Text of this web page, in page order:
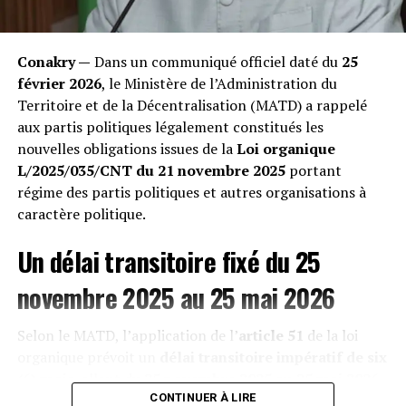
« Nous perdons nos bêtes les unes après les autres.
Quand on les ouvre après leur mort, leur estomac est
transformé en un bloc compact de sacs plastiques
impossibles à digérer », témoigne un éleveur impuissant
rencontré lors de notre enquête. Les vétérinaires
confirment une hausse exponentielle des occlusions
intestinales mortelles, décimant une économie pastorale
déjà fragile. »
Conakry — Dans un communiqué officiel daté du 25
février 2026, le Ministère de l’Administration du
Territoire et de la Décentralisation (MATD) a rappelé
aux partis politiques légalement constitués les
nouvelles obligations issues de laLoi organique
L/2025/035/CNT du 21 novembre 2025portant
régime des partis politiques et autres organisations à
caractère politique.
Un délai transitoire fixé du 25
novembre 2025 au 25 mai 2026
Selon le MATD, l’application de l’article 51 de la loi
(6) mois, allant du25 novembre 2025 au 25 mai 2026
afin de permettre aux formations politiques de se
CONTINUER À LIRE